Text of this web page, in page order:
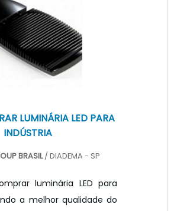
de um dissipador para
função do dissipador é
de calor do LED
IMPORTA.
LUMINÁRIA LED PARA
INDÚSTRIA
BRASIL/ DIADEMA - SP
luminária LED para
a melhor qualidade do